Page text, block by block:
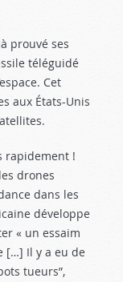
prouvé ses
téléguidé
Cet
aux États-Unis
rapidement !
drones
dans les
développe
« un essaim
[…] Il y a eu de
tueurs”,